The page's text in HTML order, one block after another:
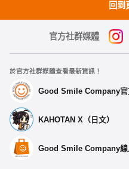
回到
官方社群媒體
於官方社群媒體查看最新資訊！
Good Smile Company官
KAHOTAN X（日文）
Good Smile Company線